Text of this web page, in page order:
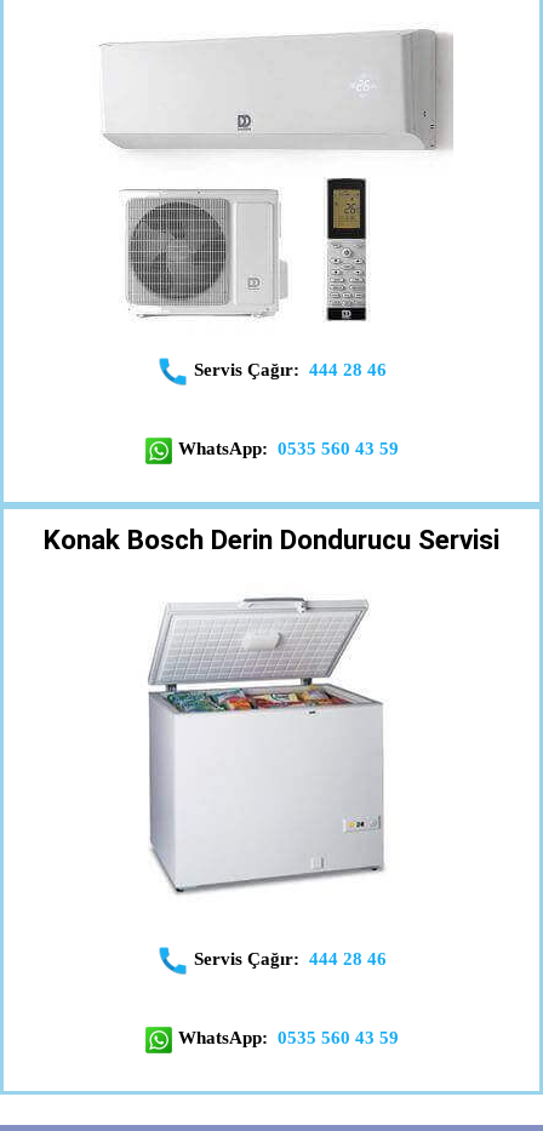
Servis Çağır: 444 28 46
WhatsApp: 0535 560 43 59
Konak Bosch Derin Dondurucu Servisi
Servis Çağır: 444 28 46
WhatsApp: 0535 560 43 59